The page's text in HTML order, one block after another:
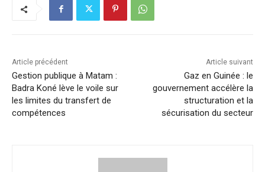
Article précédent
Gestion publique à Matam :
Badra Koné lève le voile sur
les limites du transfert de
compétences
Article suivant
Gaz en Guinée : le
gouvernement accélère la
structuration et la
sécurisation du secteur